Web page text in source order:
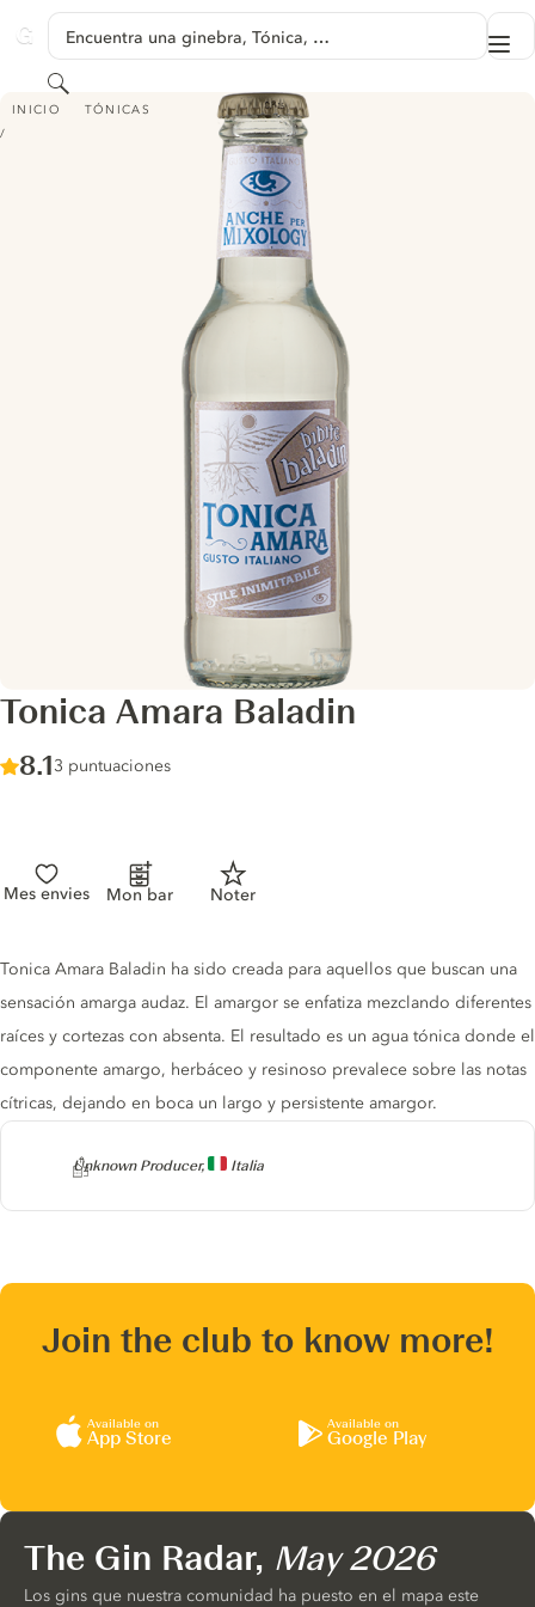
GINVENTORY
Encuentra una ginebra, Tónica, …
Buscar
INICIO TÓNICAS
TONICA AMARA BALADIN
Tonica Amara Baladin
Score :
8.1/ 10
3 puntuaciones
Mes envies Mon bar Noter
Producer
Unknown Producer, Italia
Tonic description
Tonica Amara Baladin ha sido creada para aquellos que buscan una
sensación amarga audaz. El amargor se enfatiza mezclando diferentes
raíces y cortezas con absenta. El resultado es un agua tónica donde el
componente amargo, herbáceo y resinoso prevalece sobre las notas
cítricas, dejando en boca un largo y persistente amargor.
Join the club to know more!
Available on
App Store
Available on
Google Play
The Gin Radar, May 2026
Los gins que nuestra comunidad ha puesto en el mapa este